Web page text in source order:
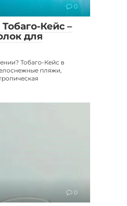
0
Кейс –
для
Тобаго-Кейс в
пляжи,
0